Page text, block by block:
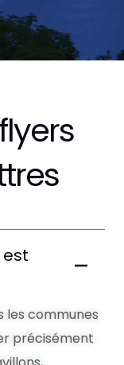
les communes
précisément